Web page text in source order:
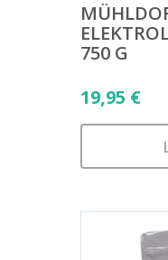
750 G
19,95 €